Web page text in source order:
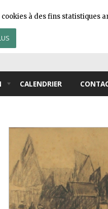
CALENDRIER
à des fins statistiques